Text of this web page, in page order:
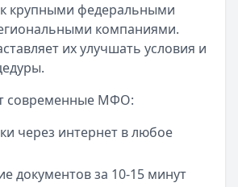
крупными федеральными
компаниями.
их улучшать условия и
современные МФО:
через интернет в любое
документов за 10-15 минут